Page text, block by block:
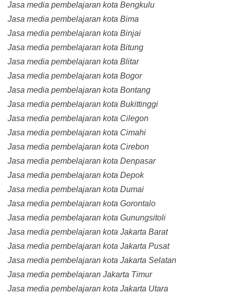
Jasa media pembelajaran kota Bengkulu
Jasa media pembelajaran kota Bima
Jasa media pembelajaran kota Binjai
Jasa media pembelajaran kota Bitung
Jasa media pembelajaran kota Blitar
Jasa media pembelajaran kota Bogor
Jasa media pembelajaran kota Bontang
Jasa media pembelajaran kota Bukittinggi
Jasa media pembelajaran kota Cilegon
Jasa media pembelajaran kota Cimahi
Jasa media pembelajaran kota Cirebon
Jasa media pembelajaran kota Denpasar
Jasa media pembelajaran kota Depok
Jasa media pembelajaran kota Dumai
Jasa media pembelajaran kota Gorontalo
Jasa media pembelajaran kota Gunungsitoli
Jasa media pembelajaran kota Jakarta Barat
Jasa media pembelajaran kota Jakarta Pusat
Jasa media pembelajaran kota Jakarta Selatan
Jasa media pembelajaran Jakarta Timur
Jasa media pembelajaran kota Jakarta Utara